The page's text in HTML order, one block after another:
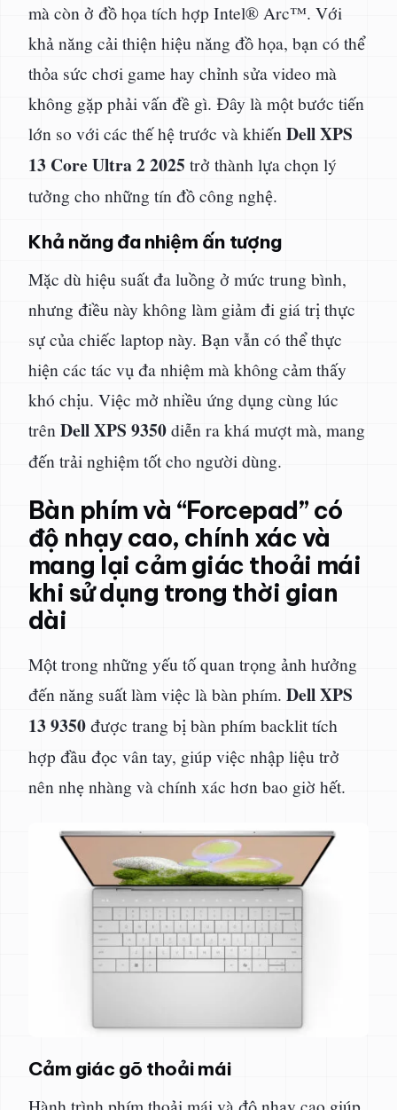
mà còn ở đồ họa tích hợp Intel® Arc™. Với
khả năng cải thiện hiệu năng đồ họa, bạn có thể
thỏa sức chơi game hay chỉnh sửa video mà
không gặp phải vấn đề gì. Đây là một bước tiến
lớn so với các thế hệ trước và khiến Dell XPS
13 Core Ultra 2 2025 trở thành lựa chọn lý
tưởng cho những tín đồ công nghệ.
Khả năng đa nhiệm ấn tượng
Mặc dù hiệu suất đa luồng ở mức trung bình,
nhưng điều này không làm giảm đi giá trị thực
sự của chiếc laptop này. Bạn vẫn có thể thực
hiện các tác vụ đa nhiệm mà không cảm thấy
khó chịu. Việc mở nhiều ứng dụng cùng lúc
trên Dell XPS 9350diễn ra khá mượt mà, mang
đến trải nghiệm tốt cho người dùng.
Bàn phím và “Forcepad” có
độ nhạy cao, chính xác và
mang lại cảm giác thoải mái
khi sử dụng trong thời gian
dài
Một trong những yếu tố quan trọng ảnh hưởng
đến năng suất làm việc là bàn phím. Dell XPS
13 9350được trang bị bàn phím backlit tích
hợp đầu đọc vân tay, giúp việc nhập liệu trở
nên nhẹ nhàng và chính xác hơn bao giờ hết.
Cảm giác gõ thoải mái